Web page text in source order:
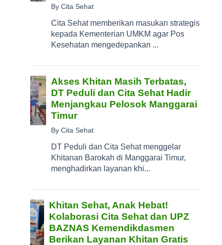
By Cita Sehat
Cita Sehat memberikan masukan strategis
kepada Kementerian UMKM agar Pos
Kesehatan mengedepankan ...
Akses Khitan Masih Terbatas,
DT Peduli dan Cita Sehat Hadir
Menjangkau Pelosok Manggarai
Timur
By Cita Sehat
DT Peduli dan Cita Sehat menggelar
Khitanan Barokah di Manggarai Timur,
menghadirkan layanan khi...
Khitan Sehat, Anak Hebat!
Kolaborasi Cita Sehat dan UPZ
BAZNAS Kemendikdasmen
Berikan Layanan Khitan Gratis